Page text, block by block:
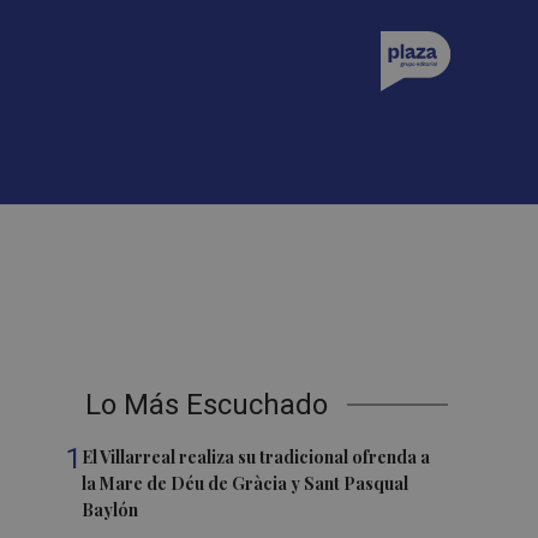
Lo Más Escuchado
1 El Villarreal realiza su tradicional ofrenda a
la Mare de Déu de Gràcia y Sant Pasqual
Baylón